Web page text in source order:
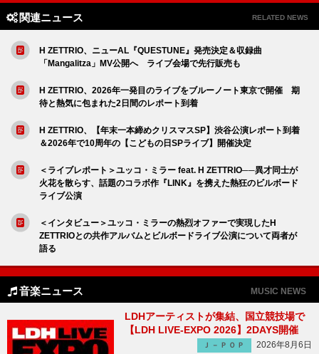
関連ニュース RELATED NEWS
H ZETTRIO、ニューAL『QUESTUNE』発売決定＆収録曲
「Mangalitza」MV公開へ ライブ会場で先行販売も
H ZETTRIO、2026年一発目のライブをブルーノート東京で開催 期
待と熱気に包まれた2日間のレポート到着
H ZETTRIO、【年末一本締めクリスマスSP】渋谷公演レポート到着
＆2026年で10周年の【こどもの日SPライブ】開催決定
＜ライブレポート＞ユッコ・ミラー feat. H ZETTRIO──異才同士が
火花を散らす、話題のコラボ作『LINK』を携えた熱狂のビルボード
ライブ公演
＜インタビュー＞ユッコ・ミラーの熱烈オファーで実現したH
ZETTRIOとの共作アルバムとビルボードライブ公演について両者が
語る
音楽ニュース MUSIC NEWS
LDHアーティストが集結、国立競技場で
【LDH LIVE-EXPO 2026】2DAYS開催
Ｊ－ＰＯＰ 2026年8月6日